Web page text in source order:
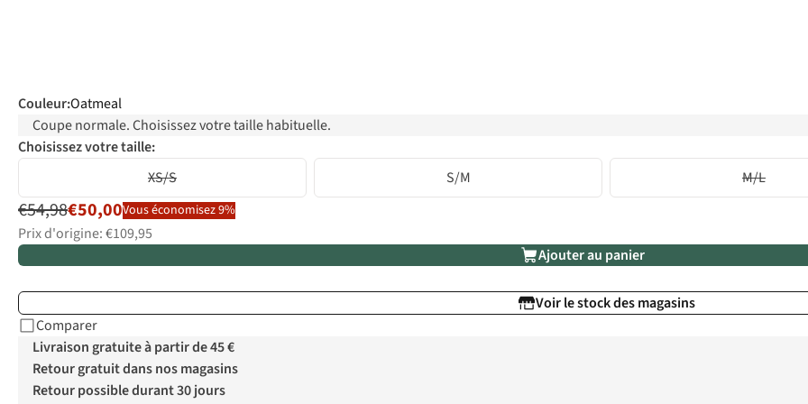
Couleur:Oatmeal
Coupe normale. Choisissez votre taille habituelle.
Choisissez votre taille:
XS/S
S/M M/L
€54,98€50,00Vous économisez 9%
Prix d'origine: €109,95
Ajouter au panier
Voir le stock des magasins
Comparer
Livraison gratuite à partir de 45 €
Retour gratuit dans nos magasins
Retour possible durant 30 jours